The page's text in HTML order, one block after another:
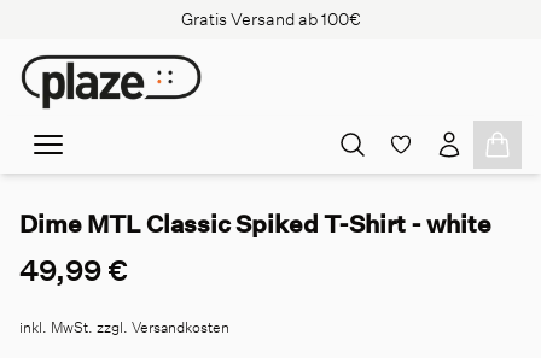
Gratis Versand ab 100€
Dime MTL Classic Spiked T-Shirt - white
49,99 €
inkl. MwSt. zzgl. Versandkosten